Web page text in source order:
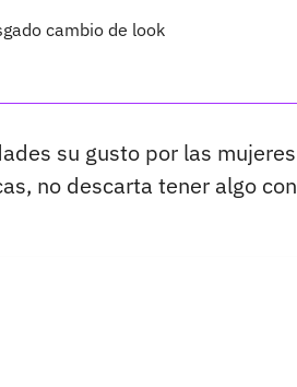
cambio de look
su gusto por las
no descarta tener algo